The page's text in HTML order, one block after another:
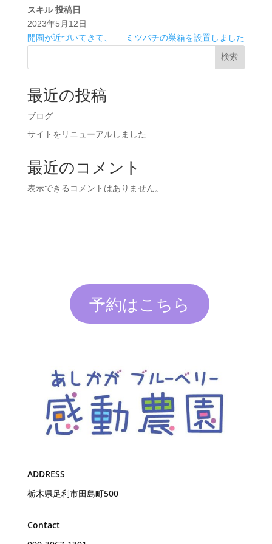
スキル 投稿日
2023年5月12日
開園が近づいてきて、
ミツバチの巣箱を設置しました
検索
最近の投稿
ブログ
サイトをリニューアルしました
最近のコメント
表示できるコメントはありません。
予約はこちら
ADDRESS
栃木県足利市田島町500
Contact